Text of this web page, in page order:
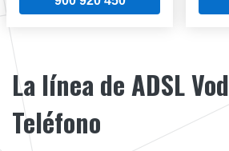
La línea de ADSL
Teléfono